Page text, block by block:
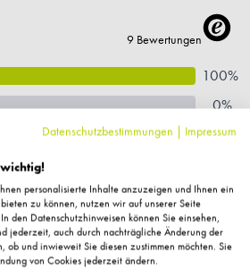
Datenschutzbestimmungen | Impressum
personalisierte Inhalte anzuzeigen und Ihnen ein
zu können, nutzen wir auf unserer Seite
den Datenschutzhinweisen können Sie einsehen,
jederzeit, auch durch nachträgliche Änderung der
ob und inwieweit Sie diesen zustimmen möchten. Sie
von Cookies jederzeit ändern.